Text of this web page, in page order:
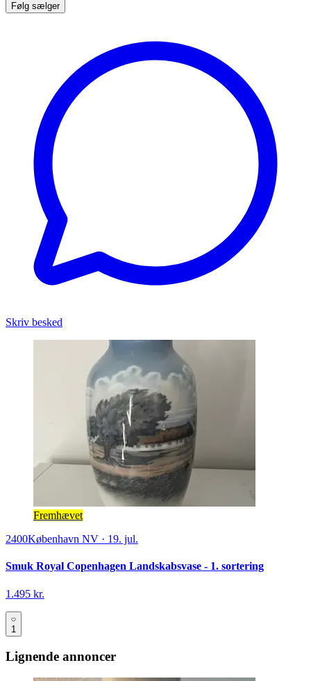
Følg sælger
Skriv besked
Fremhævet
2400København NV · 19. jul.
Smuk Royal Copenhagen Landskabsvase - 1. sortering
1.495 kr.
1
Lignende annoncer